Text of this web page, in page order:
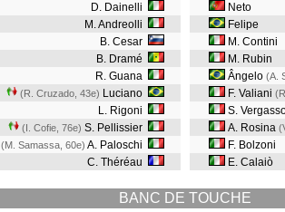
D. Dainelli
M. Andreolli
B. Cesar
B. Dramé
R. Guana
(R. Cruzado, 43e) Luciano
L. Rigoni
(I. Cofie, 76e) S. Pellissier
(M. Samassa, 60e) A. Paloschi
C. Théréau
Neto
Felipe
M. Contini
M. Rubin
Ângelo (A.
F. Valiani
S.
A. Rosina
F. Bolzoni
E. Calaiò
BANC DE TOUCHE